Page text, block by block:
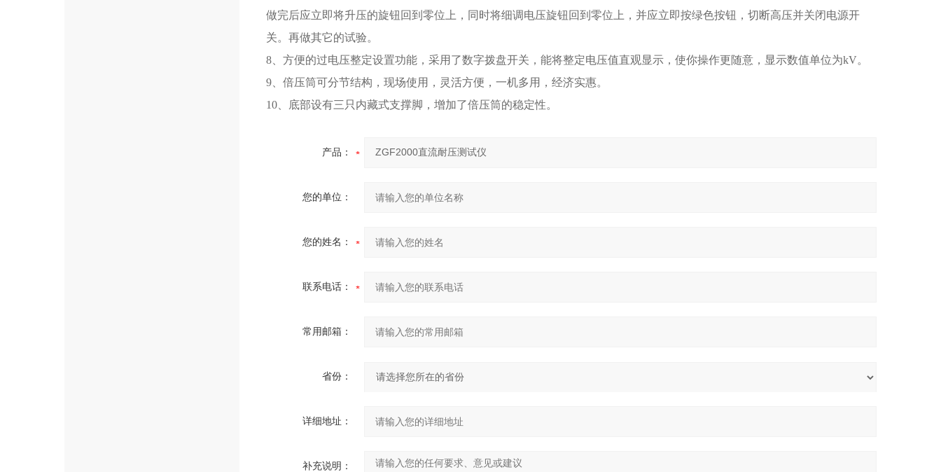
做完后应立即将升压的旋钮回到零位上，同时将细调电压旋钮回到零位上，并应立即按绿色按钮，切断高压并关闭电源开
关。再做其它的试验。
8、方便的过电压整定设置功能，采用了数字拨盘开关，能将整定电压值直观显示，使你操作更随意，显示数值单位为kV。
9、倍压筒可分节结构，现场使用，灵活方便，一机多用，经济实惠。
10、底部设有三只内藏式支撑脚，增加了倍压筒的稳定性。
产品：
您的单位：
您的姓名：
联系电话：
常用邮箱：
省份：
详细地址：
补充说明：